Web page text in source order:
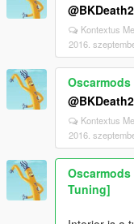
Kontextus
2016.
Oscarmods
Kontextus
2016.
Oscarmods
Tuning]